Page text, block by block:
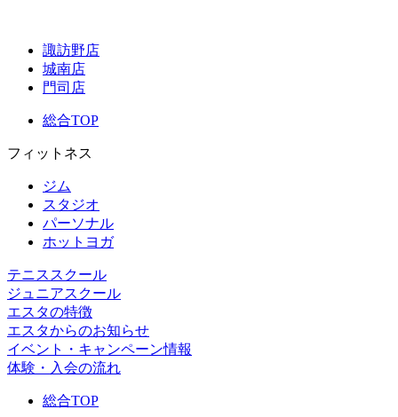
諏訪野店
城南店
門司店
総合TOP
フィットネス
ジム
スタジオ
パーソナル
ホットヨガ
テニススクール
ジュニアスクール
エスタの特徴
エスタからのお知らせ
イベント・キャンペーン情報
体験・入会の流れ
総合TOP